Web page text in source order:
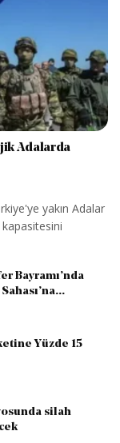
Adalarda
yakın Adalar
Bayramı’nda
Yüzde 15
silah